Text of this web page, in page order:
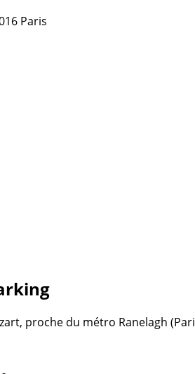
Paris
proche du métro Ranelagh